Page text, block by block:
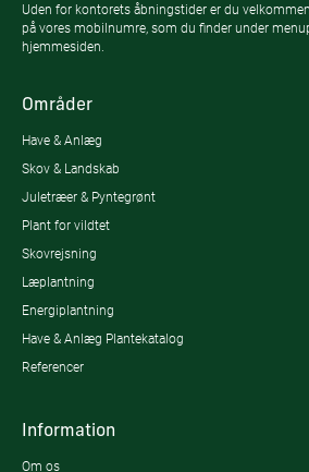
Uden for kontorets åbningstider er du
på vores mobilnumre, som du finder under
hjemmesiden.
Områder
Have & Anlæg
Skov & Landskab
Juletræer & Pyntegrønt
Plant for vildtet
Skovrejsning
Læplantning
Energiplantning
Have & Anlæg Plantekatalog
Referencer
Information
Om os